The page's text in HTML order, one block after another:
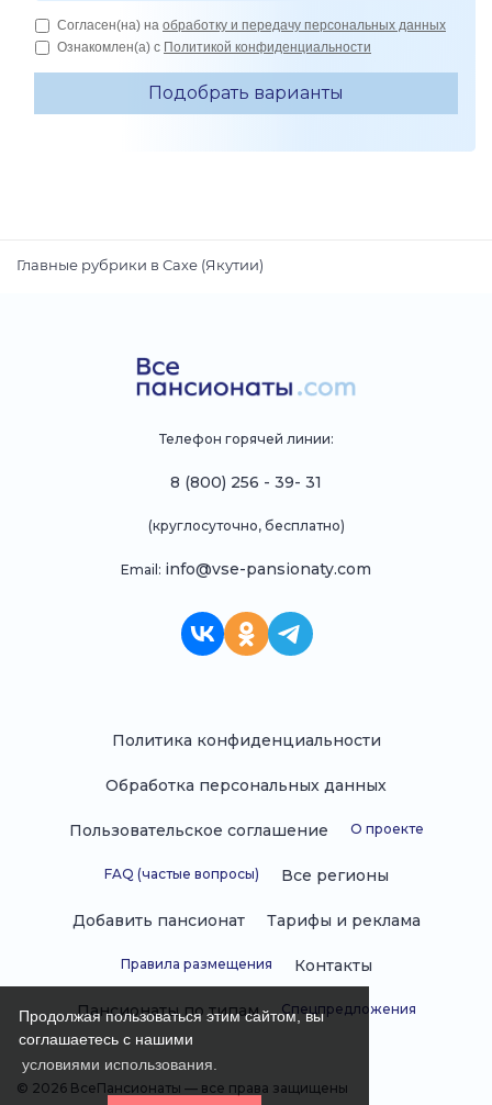
Продолжая пользоваться этим сайтом, вы
соглашаетесь с нашими
условиями использования.
Главные рубрики в Сахе (Якутии)
Политика конфиденциальности
Обработка персональных данных
Пользовательское соглашение О проекте
FAQ (частые вопросы) Все регионы
Добавить пансионат Тарифы и реклама
Правила размещения Контакты
Пансионаты по типам Спецпредложения
© 2026 ВсеПансионаты — все права защищены
Телефон горячей линии:
8 (800) 256 - 39- 31
(круглосуточно, бесплатно)
Email: info@vse-pansionaty.com